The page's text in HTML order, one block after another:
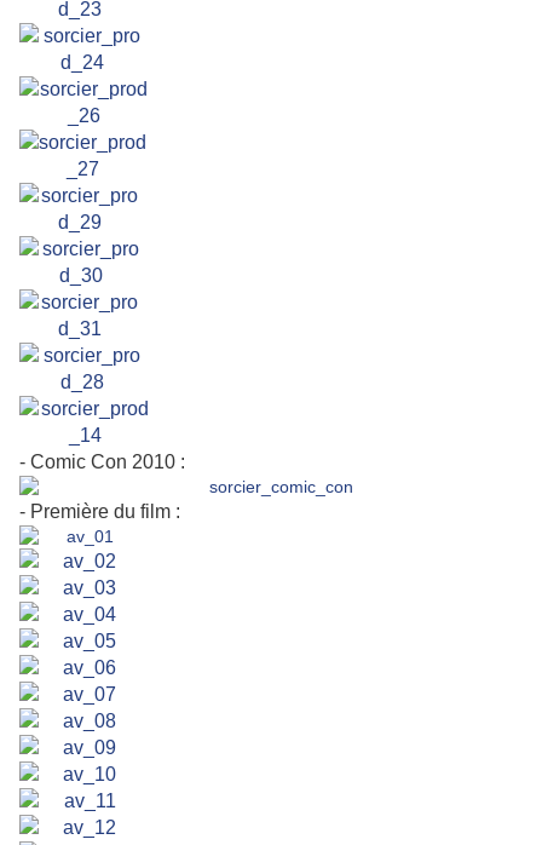
- Comic Con 2010 :
- Première du film :